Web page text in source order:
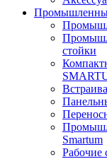
стойки
Smartum
Рабочие